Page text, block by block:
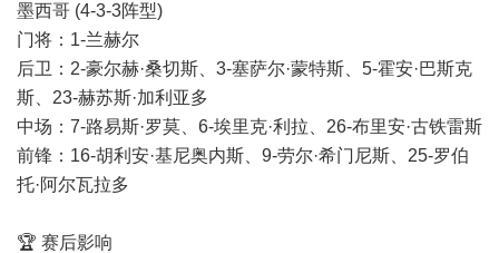
墨西哥 (4-3-3阵型)
门将：1-兰赫尔
后卫：2-豪尔赫·桑切斯、3-塞萨尔·蒙特斯、5-霍安·巴斯克
斯、23-赫苏斯·加利亚多
中场：7-路易斯·罗莫、6-埃里克·利拉、26-布里安·古铁雷斯
前锋：16-胡利安·基尼奥内斯、9-劳尔·希门尼斯、25-罗伯
托·阿尔瓦拉多
🏆 赛后影响